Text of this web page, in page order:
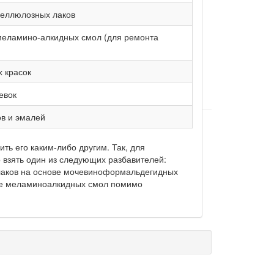
лаков
алкидных смол (для ремонта
и эмалей
его каким-либо другим. Так, для
один из следующих разбавителей:
на основе мочевиноформальдегидных
меламиноалкидных смол помимо